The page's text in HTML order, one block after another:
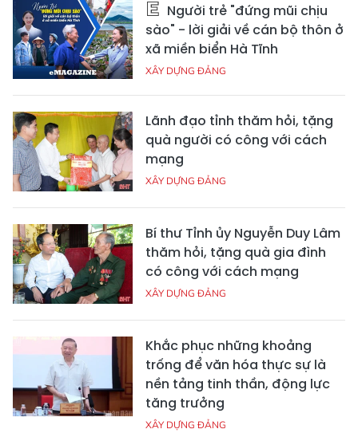
Người trẻ "đứng mũi chịu
sào" - lời giải về cán bộ thôn ở
xã miền biển Hà Tĩnh
XÂY DỰNG ĐẢNG
Lãnh đạo tỉnh thăm hỏi, tặng
quà người có công với cách
mạng
XÂY DỰNG ĐẢNG
Bí thư Tỉnh ủy Nguyễn Duy Lâm
thăm hỏi, tặng quà gia đình
có công với cách mạng
XÂY DỰNG ĐẢNG
Khắc phục những khoảng
trống để văn hóa thực sự là
nền tảng tinh thần, động lực
tăng trưởng
XÂY DỰNG ĐẢNG